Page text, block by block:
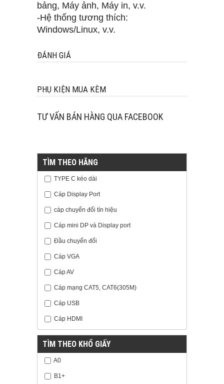
bảng, Máy ảnh, Máy in, v.v.
-Hệ thống tương thích:
Windows/Linux, v.v.
ĐÁNH GIÁ
PHỤ KIỆN MUA KÈM
TƯ VẤN BÁN HÀNG QUA FACEBOOK
TÌM THEO HÃNG
TYPE C kéo dài
Cáp Display Port
cáp chuyển đổi tín hiệu
Cáp mini DP và Display port
Đầu chuyển đổi
Cáp VGA
Cáp AV
Cáp mạng CAT5, CAT6(305M)
Cáp USB
Cáp HDMI
TÌM THEO KHỔ GIẤY
A0
B1+